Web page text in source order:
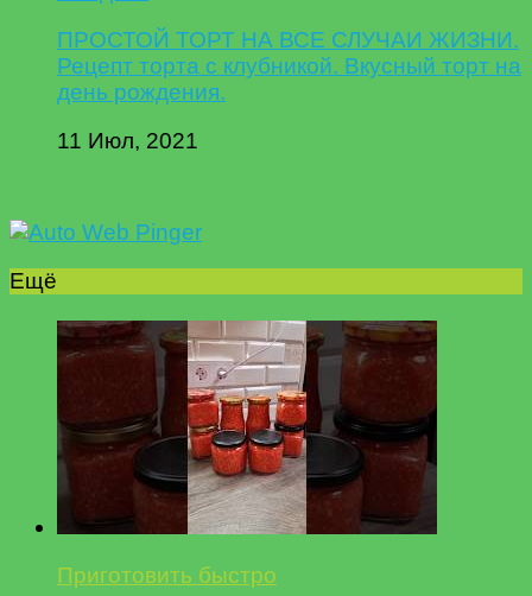
ПРОСТОЙ ТОРТ НА ВСЕ СЛУЧАИ ЖИЗНИ.
Рецепт торта с клубникой. Вкусный торт на
день рождения.
11 Июл, 2021
Ещё
Приготовить быстро